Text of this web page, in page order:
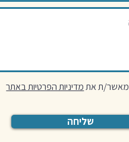
מאשר/ת את מדיניות הפרטיות באתר
שליחה